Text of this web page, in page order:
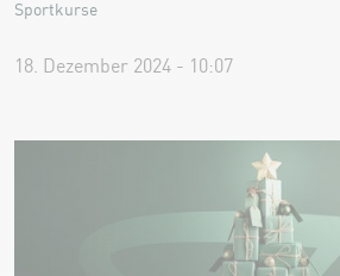
Sportkurse
18. Dezember 2024 - 10:07